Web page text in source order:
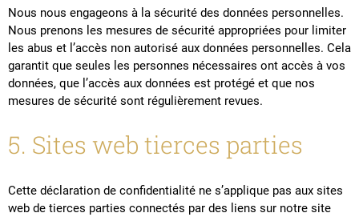
Nous nous engageons à la sécurité des données personnelles.
Nous prenons les mesures de sécurité appropriées pour limiter
les abus et l’accès non autorisé aux données personnelles. Cela
garantit que seules les personnes nécessaires ont accès à vos
données, que l’accès aux données est protégé et que nos
mesures de sécurité sont régulièrement revues.
5. Sites web tierces parties
Cette déclaration de confidentialité ne s’applique pas aux sites
web de tierces parties connectés par des liens sur notre site